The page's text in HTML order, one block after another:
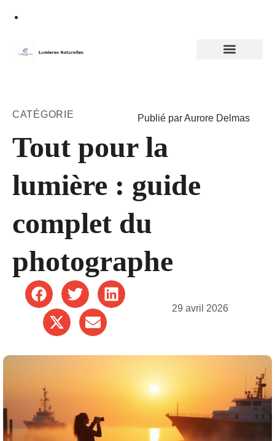
CATÉGORIE Publié par Aurore Delmas
Tout pour la
lumière : guide
complet du
photographe
29 avril 2026